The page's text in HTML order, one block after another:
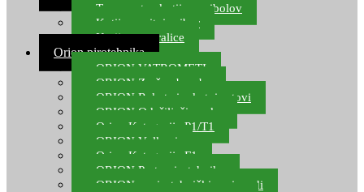
Transportne kutije za ribolov
Kutije za sitni pribor
Kutije za varalice
Orion pirotehnika
ORION VATROMETI
ORION Zračne bombe
ORION Rakete i raketni setovi
ORION Odašiljači zvuka
Orion Kategorija P1/T1
ORION Vulkani
Orion Kategorija F1
ORION Party pirotehnika
ORION nepirotehnički proizvodi